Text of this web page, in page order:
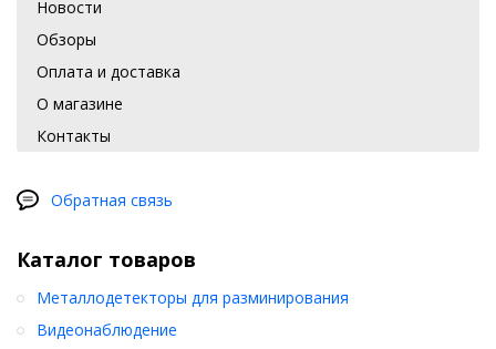
Новости
Обзоры
Оплата и доставка
О магазине
Контакты
Обратная связь
Каталог товаров
Металлодетекторы для разминирования
Видеонаблюдение